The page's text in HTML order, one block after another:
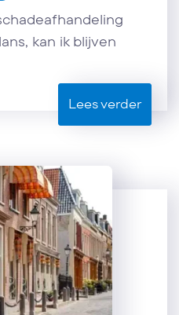
kan ik blijven
Lees verder